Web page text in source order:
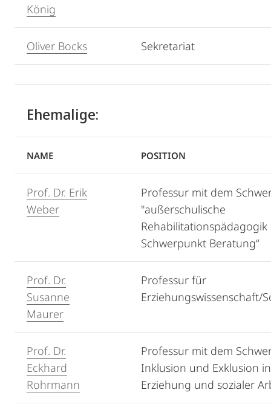
König
Oliver Bocks Sekretariat
Ehemalige:
NAME POSITION
Prof. Dr. Erik
Weber
Professur mit dem
"außerschulische
Schwerpunkt Beratung“
Prof. Dr.
Susanne
Maurer
Professur für
Erziehungswissenschaft/
Prof. Dr.
Eckhard
Rohrmann
Professur mit dem
Inklusion und Exklusion
Erziehung und sozialer